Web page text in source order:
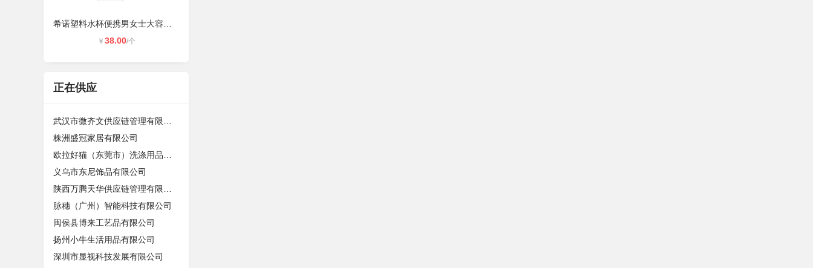
￥ 38.00/个
正在供应
株洲盛冠家居有限公司
义乌市东尼饰品有限公司
脉穗（广州）智能科技有限公司
闽侯县博来工艺品有限公司
扬州小牛生活用品有限公司
深圳市显视科技发展有限公司